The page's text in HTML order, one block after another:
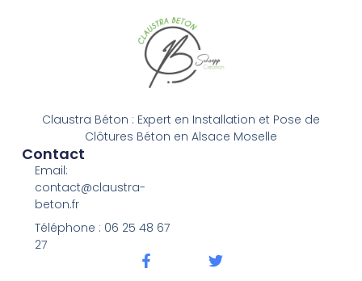
Claustra Béton : Expert en Installation et Pose de
Clôtures Béton en Alsace Moselle
Contact
Email:
contact@claustra-
beton.fr
Téléphone : ‭06 25 48 67
27‬